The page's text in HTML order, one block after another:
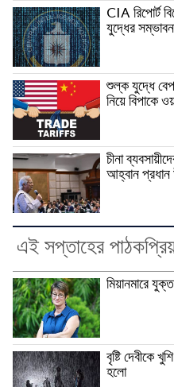
CIA রিপোর্ট
যুদ্ধের
শুল্ক যুদ্ধে
নিয়ে বিপাকে
চীনা
আহ্বান প্রধান
এই সপ্তাহের
মিয়ানমারে
বৃষ্টি দেবীকে
হলো